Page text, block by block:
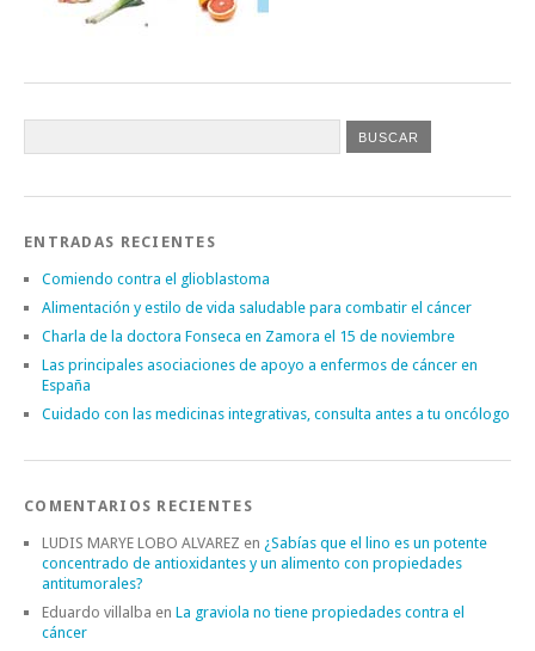
ENTRADAS RECIENTES
Comiendo contra el glioblastoma
Alimentación y estilo de vida saludable para combatir el cáncer
Charla de la doctora Fonseca en Zamora el 15 de noviembre
Las principales asociaciones de apoyo a enfermos de cáncer en
España
Cuidado con las medicinas integrativas, consulta antes a tu oncólogo
COMENTARIOS RECIENTES
LUDIS MARYE LOBO ALVAREZ en ¿Sabías que el lino es un potente
concentrado de antioxidantes y un alimento con propiedades
antitumorales?
Eduardo villalba en La graviola no tiene propiedades contra el
cáncer